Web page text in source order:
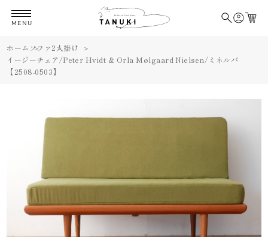
MENU
ホーム ソファ2人掛け
イージーチェア/Peter Hvidt & Orla Mølgaard Nielsen/ミネルバ
【2508-0503】